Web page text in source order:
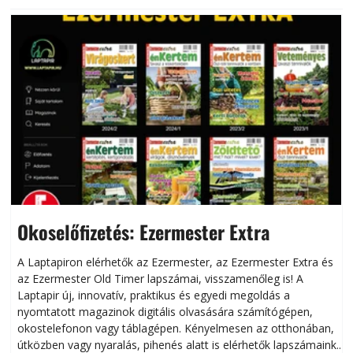
Okoselőfizetés: Ezermester Extra
A Laptapiron elérhetők az Ezermester, az Ezermester Extra és
az Ezermester Old Timer lapszámai, visszamenőleg is! A
Laptapir új, innovatív, praktikus és egyedi megoldás a
nyomtatott magazinok digitális olvasására számítógépen,
okostelefonon vagy táblagépen. Kényelmesen az otthonában,
útközben vagy nyaralás, pihenés alatt is elérhetők lapszámaink.